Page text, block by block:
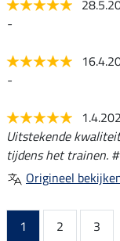
-
-
Uitstekende
tijdens het trainen. #
Origineel
1 2
3